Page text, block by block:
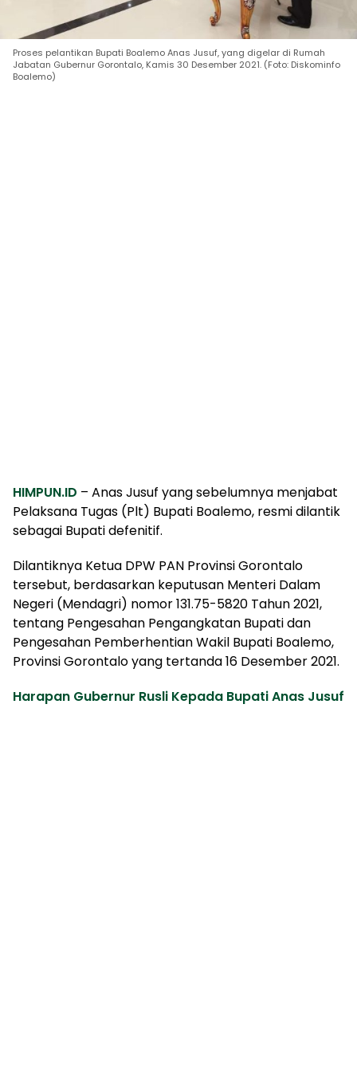
Proses pelantikan Bupati Boalemo Anas Jusuf, yang digelar di Rumah
Jabatan Gubernur Gorontalo, Kamis 30 Desember 2021. (Foto: Diskominfo
Boalemo)
HIMPUN.ID – Anas Jusuf yang sebelumnya menjabat
Pelaksana Tugas (Plt) Bupati Boalemo, resmi dilantik
sebagai Bupati defenitif.
Dilantiknya Ketua DPW PAN Provinsi Gorontalo
tersebut, berdasarkan keputusan Menteri Dalam
Negeri (Mendagri) nomor 131.75-5820 Tahun 2021,
tentang Pengesahan Pengangkatan Bupati dan
Pengesahan Pemberhentian Wakil Bupati Boalemo,
Provinsi Gorontalo yang tertanda 16 Desember 2021.
Harapan Gubernur Rusli Kepada Bupati Anas Jusuf